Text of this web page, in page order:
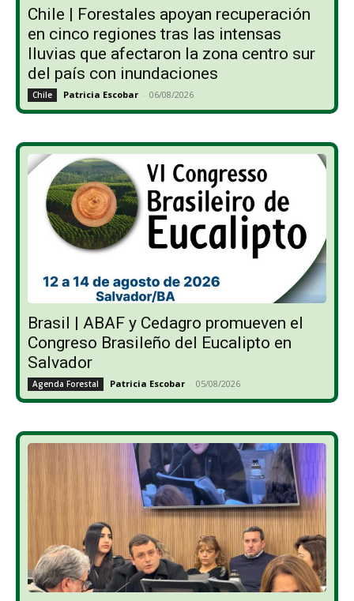
Chile | Forestales apoyan recuperación
en cinco regiones tras las intensas
lluvias que afectaron la zona centro sur
del país con inundaciones
Chile Patricia Escobar - 06/08/2026
Brasil | ABAF y Cedagro promueven el
Congreso Brasileño del Eucalipto en
Salvador
Agenda Forestal Patricia Escobar - 05/08/2026